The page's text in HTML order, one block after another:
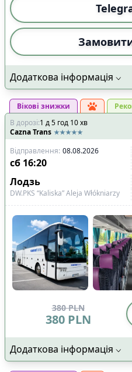
Додаткова інформація
Вікові знижки
В дорозі:1 д5 год 10хв
Cazna Trans
Відправлення: 08.08.2026
сб 16:20
Лодзь
DW.PKS “Kaliska” Aleja Włókniarzy
380 PLN
380 PLN
Додаткова інформація